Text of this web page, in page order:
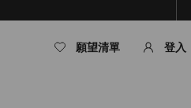
願望清單 登入